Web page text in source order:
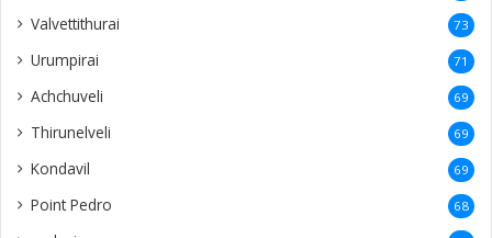
Valvettithurai 73
Urumpirai 71
Achchuveli 69
Thirunelveli 69
Kondavil 69
Point Pedro 68